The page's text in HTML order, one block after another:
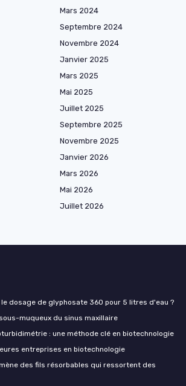
Mars 2024
Septembre 2024
Novembre 2024
Janvier 2025
Mars 2025
Mai 2025
Juillet 2025
Septembre 2025
Novembre 2025
Janvier 2026
Mars 2026
Mai 2026
Juillet 2026
dosage de glyphosate 360 pour 5 litres d'eau ?
muqueux du sinus maxillaire
: une méthode clé en biotechnologie
entreprises en biotechnologie
des fils résorbables qui ressortent des